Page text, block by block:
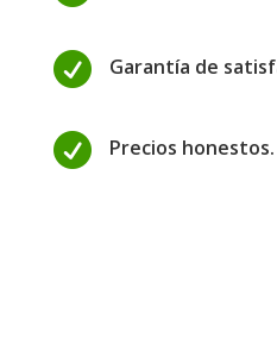
 Garantía de
 Precios